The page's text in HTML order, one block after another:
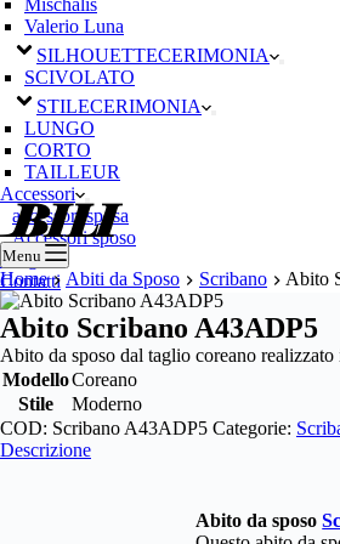
Mischalis
Valerio Luna
SILHOUETTECERIMONIA
SCIVOLATO
STILECERIMONIA
LUNGO
CORTO
TAILLEUR
Accessori
accessori sposa
Accessori sposo
Blog
Contatti
Menu
Home Abiti da Sposo Scribano Abito
Abito Scribano A43ADP5
Abito da sposo dal taglio coreano
ModelloCoreano
Stile
Moderno
COD: Scribano A43ADP5 Categorie:
Descrizione
Abito da sposo